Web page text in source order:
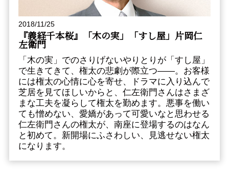
2018/11/25
『義経千本桜』「木の実」「すし屋」片岡仁
左衛門
「木の実」でのさりげないやりとりが「すし屋」
で生きてきて、権太の悲劇が際立つ――。お客様
には権太の心情に心を寄せ、ドラマに入り込んで
芝居を見てほしいからと、仁左衛門さんはさまざ
まな工夫を凝らして権太を勤めます。悪事を働い
ても憎めない、愛嬌があって可愛いなと思わせる
仁左衛門さんの権太が、南座に登場するのはなん
と初めて。新開場にふさわしい、見逃せない権太
になります。